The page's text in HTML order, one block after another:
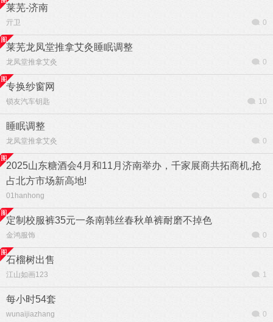
莱芜-济南
亓卫 0
莱芜龙凤堂推拿艾灸睡眠调整
龙凤堂推拿艾灸 0
专换纱窗网
锁友汽车钥匙 10
睡眠调整
龙凤堂推拿艾灸 0
2025山东糖酒会4月和11月济南举办，千家展商共拓商机,抢
占北方市场新高地!
01hanhong 0
定制校服裤35元一条南韩丝春秋单裤耐磨不掉色
金鸿服饰 0
石榴树出售
江山如画123 1
每小时54套
wunaijiazhang 0